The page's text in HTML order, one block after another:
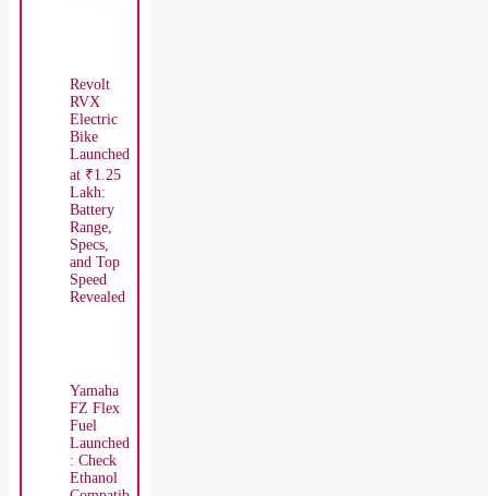
Revolt
RVX
Electric
Bike
Launched
at ₹1.25
Lakh:
Battery
Range,
Specs,
and Top
Speed
Revealed
Yamaha
FZ Flex
Fuel
Launched
: Check
Ethanol